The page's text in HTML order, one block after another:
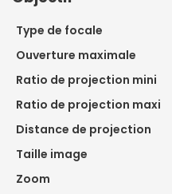
Type de focale
Ouverture maximale
Ratio de projection mini
Ratio de projection maxi
Distance de projection
Taille image
Zoom